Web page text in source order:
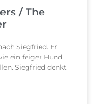
/ The
Siegfried. Er
ein feiger Hund
Siegfried denkt